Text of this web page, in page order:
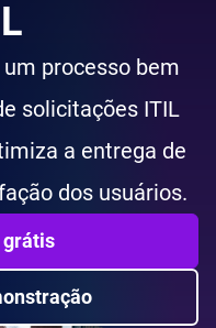
processo bem
solicitações ITIL
a entrega de
dos usuários.
grátis